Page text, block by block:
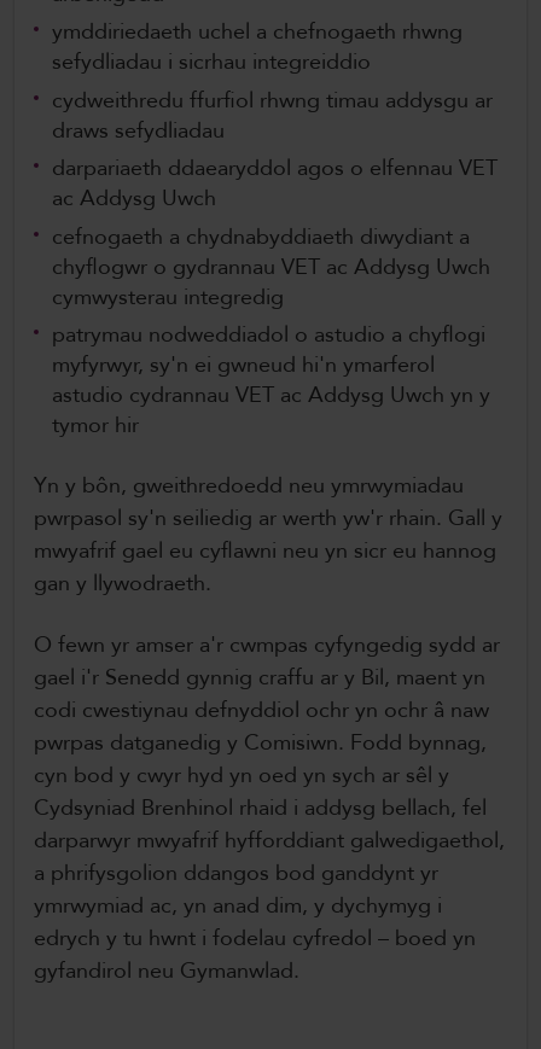
ymddiriedaeth uchel a chefnogaeth rhwng
sefydliadau i sicrhau integreiddio
cydweithredu ffurfiol rhwng timau addysgu ar
draws sefydliadau
darpariaeth ddaearyddol agos o elfennau VET
ac Addysg Uwch
cefnogaeth a chydnabyddiaeth diwydiant a
chyflogwr o gydrannau VET ac Addysg Uwch
cymwysterau integredig
patrymau nodweddiadol o astudio a chyflogi
myfyrwyr, sy'n ei gwneud hi'n ymarferol
astudio cydrannau VET ac Addysg Uwch yn y
tymor hir
Yn y bôn, gweithredoedd neu ymrwymiadau
pwrpasol sy'n seiliedig ar werth yw'r rhain. Gall y
mwyafrif gael eu cyflawni neu yn sicr eu hannog
gan y llywodraeth.
O fewn yr amser a'r cwmpas cyfyngedig sydd ar
gael i'r Senedd gynnig craffu ar y Bil, maent yn
codi cwestiynau defnyddiol ochr yn ochr â naw
pwrpas datganedig y Comisiwn. Fodd bynnag,
cyn bod y cwyr hyd yn oed yn sych ar sêl y
Cydsyniad Brenhinol rhaid i addysg bellach, fel
darparwyr mwyafrif hyfforddiant galwedigaethol,
a phrifysgolion ddangos bod ganddynt yr
ymrwymiad ac, yn anad dim, y dychymyg i
edrych y tu hwnt i fodelau cyfredol – boed yn
gyfandirol neu Gymanwlad.